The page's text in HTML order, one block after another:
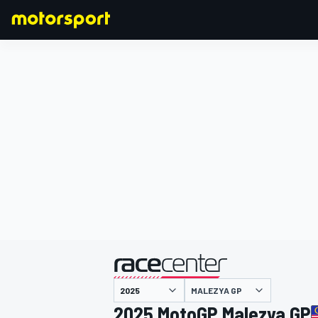
MALEZYA GP